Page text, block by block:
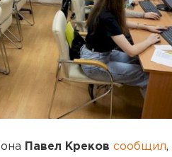
Павел Креков сообщил,